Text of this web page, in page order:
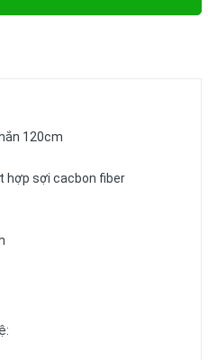
120cm
hợp sợi cacbon fiber